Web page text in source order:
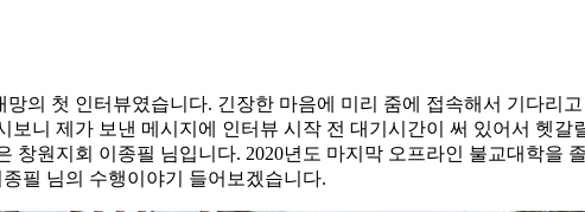
망의 첫 인터뷰였습니다. 긴장한 마음에 미리 줌에 접속해서 기다리
보니 제가 보낸 메시지에 인터뷰 시작 전 대기시간이 써 있어서 헷
창원지회 이종필 님입니다. 2020년도 마지막 오프라인 불교대학을
필 님의 수행이야기 들어보겠습니다.